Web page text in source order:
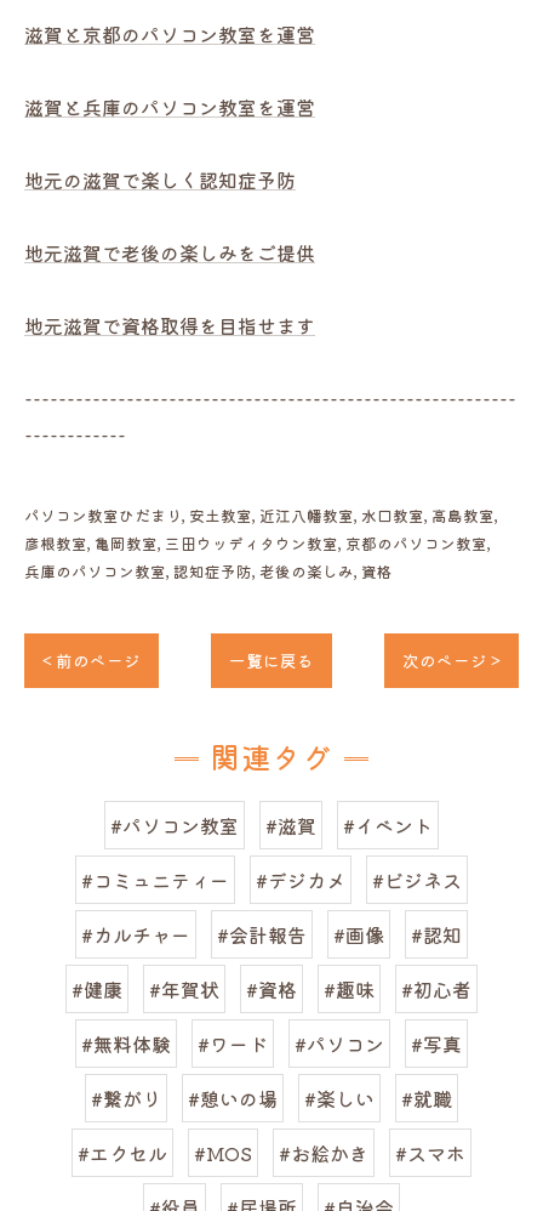
滋賀と京都のパソコン教室を運営
滋賀と兵庫のパソコン教室を運営
地元の滋賀で楽しく認知症予防
地元滋賀で老後の楽しみをご提供
地元滋賀で資格取得を目指せます
----------------------------------------------------------
------------
パソコン教室ひだまり 安土教室 近江八幡教室 水口教室 高島教室
彦根教室 亀岡教室 三田ウッディタウン教室 京都のパソコン教室
兵庫のパソコン教室 認知症予防 老後の楽しみ 資格
< 前のページ 一覧に戻る 次のページ >
関連タグ
#パソコン教室 #滋賀
#イベント
#コミュニティー
#デジカメ
#ビジネス
#カルチャー
#会計報告 #画像
#認知
#健康
#年賀状 #資格 #趣味
#初心者
#無料体験
#ワード #パソコン
#写真
#繋がり
#憩いの場 #楽しい
#就職
#エクセル
#MOS #お絵かき
#スマホ